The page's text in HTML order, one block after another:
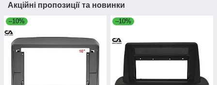
Акційні пропозиції та новинки
–10% –10%